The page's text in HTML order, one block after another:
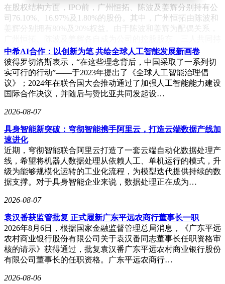
在股权结构方面，IPO前，广州恒拓、陈波及姜辉分别持有公
司76.10%、16.97%及1.80%的股份。其中，广州恒拓由陈波和
姜辉分别拥有80%及20%权益。由于陈波和姜辉为配偶关系，
有公司94.87%的股份。
公司创始人陈波现年49岁，担任董事长、首席执行官兼执行董
事。他在科技行业拥有超过20年的丰富经验，自2004年4月起
便担任公司董事及经理，全面负责集团的整体管理、战略规划
以及业务方向监督。此前，陈波还曾担任广州恒贤置业有限公
司的监事，该公司解散前主要从事房地产业务。陈波于1998年
型专业。
中希AI合作：以创新为笔 共绘全球人工智能发展新画卷
彼得罗切洛斯表示，“在这些理念背后，中国采取了一系列切
实可行的行动”——于2023年提出了《全球人工智能治理倡
议》；2024年在联合国大会推动通过了加强人工智能能力建设
国际合作决议，并随后与赞比亚共同发起设…
2026-08-07
具身智能新突破：穹彻智能携手阿里云，打造云端数据产线加
速进化
近期，穹彻智能联合阿里云打造了一套云端自动化数据处理产
线，希望将机器人数据处理从依赖人工、单机运行的模式，升
级为能够规模化运转的工业化流程，为模型迭代提供持续的数
据支撑。对于具身智能企业来说，数据处理正在成为…
2026-08-07
袁汉番获监管批复 正式履新广东平远农商行董事长一职
2026年8月6日，根据国家金融监督管理总局消息，《广东平远
农村商业银行股份有限公司关于袁汉番同志董事长任职资格审
核的请示》获得通过，批复袁汉番广东平远农村商业银行股份
有限公司董事长的任职资格。广东平远农商行…
2026-08-06